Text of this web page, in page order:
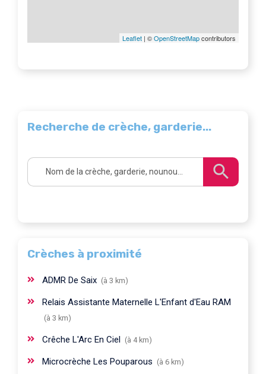
Leaflet | ©OpenStreetMapcontributors
Recherche de crèche, garderie...
Crèches à proximité
ADMR De Saix (à 3 km)
Relais Assistante Maternelle L'Enfant d'Eau RAM
(à 3 km)
Crêche L'Arc En Ciel (à 4 km)
Microcrèche Les Pouparous (à 6 km)